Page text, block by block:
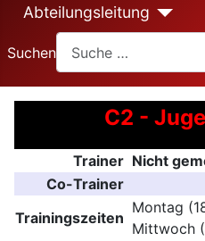
Abteilungsleitung
Suchen
C2 -
Trainer Nicht
Co-Trainer
Trainingszeiten
Montag
Mittwoch